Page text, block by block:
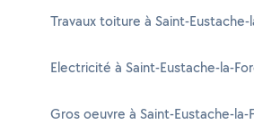
Travaux toiture à Saint-
Electricité à Saint-Eustache-la-
Gros oeuvre à Saint-Eustache-la-